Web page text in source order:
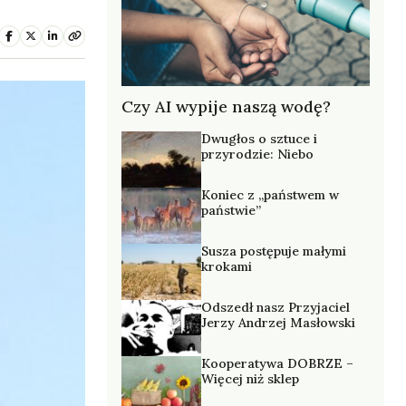
Czy AI wypije naszą wodę?
Dwugłos o sztuce i
przyrodzie: Niebo
Koniec z „państwem w
państwie”
Susza postępuje małymi
krokami
Odszedł nasz Przyjaciel
Jerzy Andrzej Masłowski
Kooperatywa DOBRZE –
Więcej niż sklep